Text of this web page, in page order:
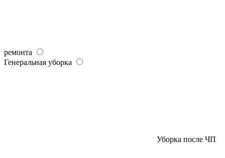
ремонта
Генеральная уборка
Уборка после ЧП